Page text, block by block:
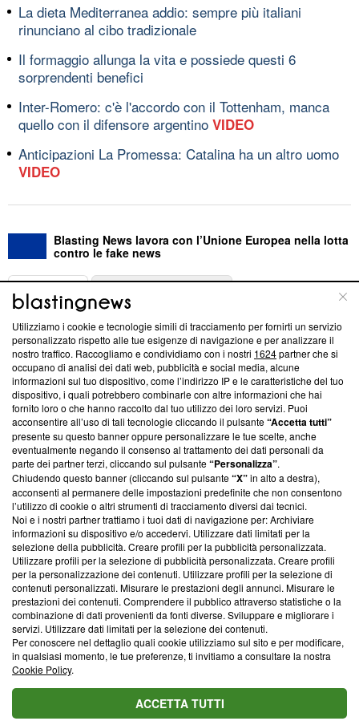
La dieta Mediterranea addio: sempre più italiani
rinunciano al cibo tradizionale
Il formaggio allunga la vita e possiede questi 6
sorprendenti benefici
Inter-Romero: c'è l'accordo con il Tottenham, manca
quello con il difensore argentino VIDEO
Anticipazioni La Promessa: Catalina ha un altro uomo
VIDEO
Blasting News lavora con l’Unione Europea nella lotta
contro le fake news
ABOUT
Questa sezione offre informazioni trasparenti su Blasting
News, sui nostri processi editoriali e su come ci impegniamo a
creare news di qualità. Inoltre, afferma la nostra aderenza a
‘Trust Project - News with Integrity’Blasting News non è
ancora membro del programma, ma ha richiesto di farne
parte; Trust Project non ha ancora effettuato una verifica di
conformità agli standard.
Su di noi
Team editoriale
Corporate
Redazione
Informativa Privacy
Cookie Policy
Blasting SA, IDI CHE-247.845.224, Via Carlo Frasca, 3 - 6900
Lugano (Svizzera) Tel:+39 0690258937
© 2026 Blasting News
Utilizziamo i cookie e tecnologie simili di tracciamento per fornirti un servizio
personalizzato rispetto alle tue esigenze di navigazione e per analizzare il
nostro traffico. Raccogliamo e condividiamo con i nostri 1624partner che si
occupano di analisi dei dati web, pubblicità e social media, alcune
informazioni sul tuo dispositivo, come l’indirizzo IP e le caratteristiche del tuo
dispositivo, i quali potrebbero combinarle con altre informazioni che hai
fornito loro o che hanno raccolto dal tuo utilizzo dei loro servizi. Puoi
acconsentire all’uso di tali tecnologie cliccando il pulsante“Accetta tutti”
presente su questo banner oppure personalizzare le tue scelte, anche
eventualmente negando il consenso al trattamento dei dati personali da
parte dei partner terzi, cliccando sul pulsante“Personalizza”.
Chiudendo questo banner (cliccando sul pulsante“X”in alto a destra),
acconsenti al permanere delle impostazioni predefinite che non consentono
l’utilizzo di cookie o altri strumenti di tracciamento diversi dai tecnici.
Noi e i nostri partner trattiamo i tuoi dati di navigazione per: Archiviare
informazioni su dispositivo e/o accedervi. Utilizzare dati limitati per la
selezione della pubblicità. Creare profili per la pubblicità personalizzata.
Utilizzare profili per la selezione di pubblicità personalizzata. Creare profili
per la personalizzazione dei contenuti. Utilizzare profili per la selezione di
contenuti personalizzati. Misurare le prestazioni degli annunci. Misurare le
prestazioni dei contenuti. Comprendere il pubblico attraverso statistiche o la
combinazione di dati provenienti da fonti diverse. Sviluppare e migliorare i
servizi. Utilizzare dati limitati per la selezione dei contenuti.
Per conoscere nel dettaglio quali cookie utilizziamo sul sito e per modificare,
in qualsiasi momento, le tue preferenze, ti invitiamo a consultare la nostra
Cookie Policy.
ACCETTA TUTTI